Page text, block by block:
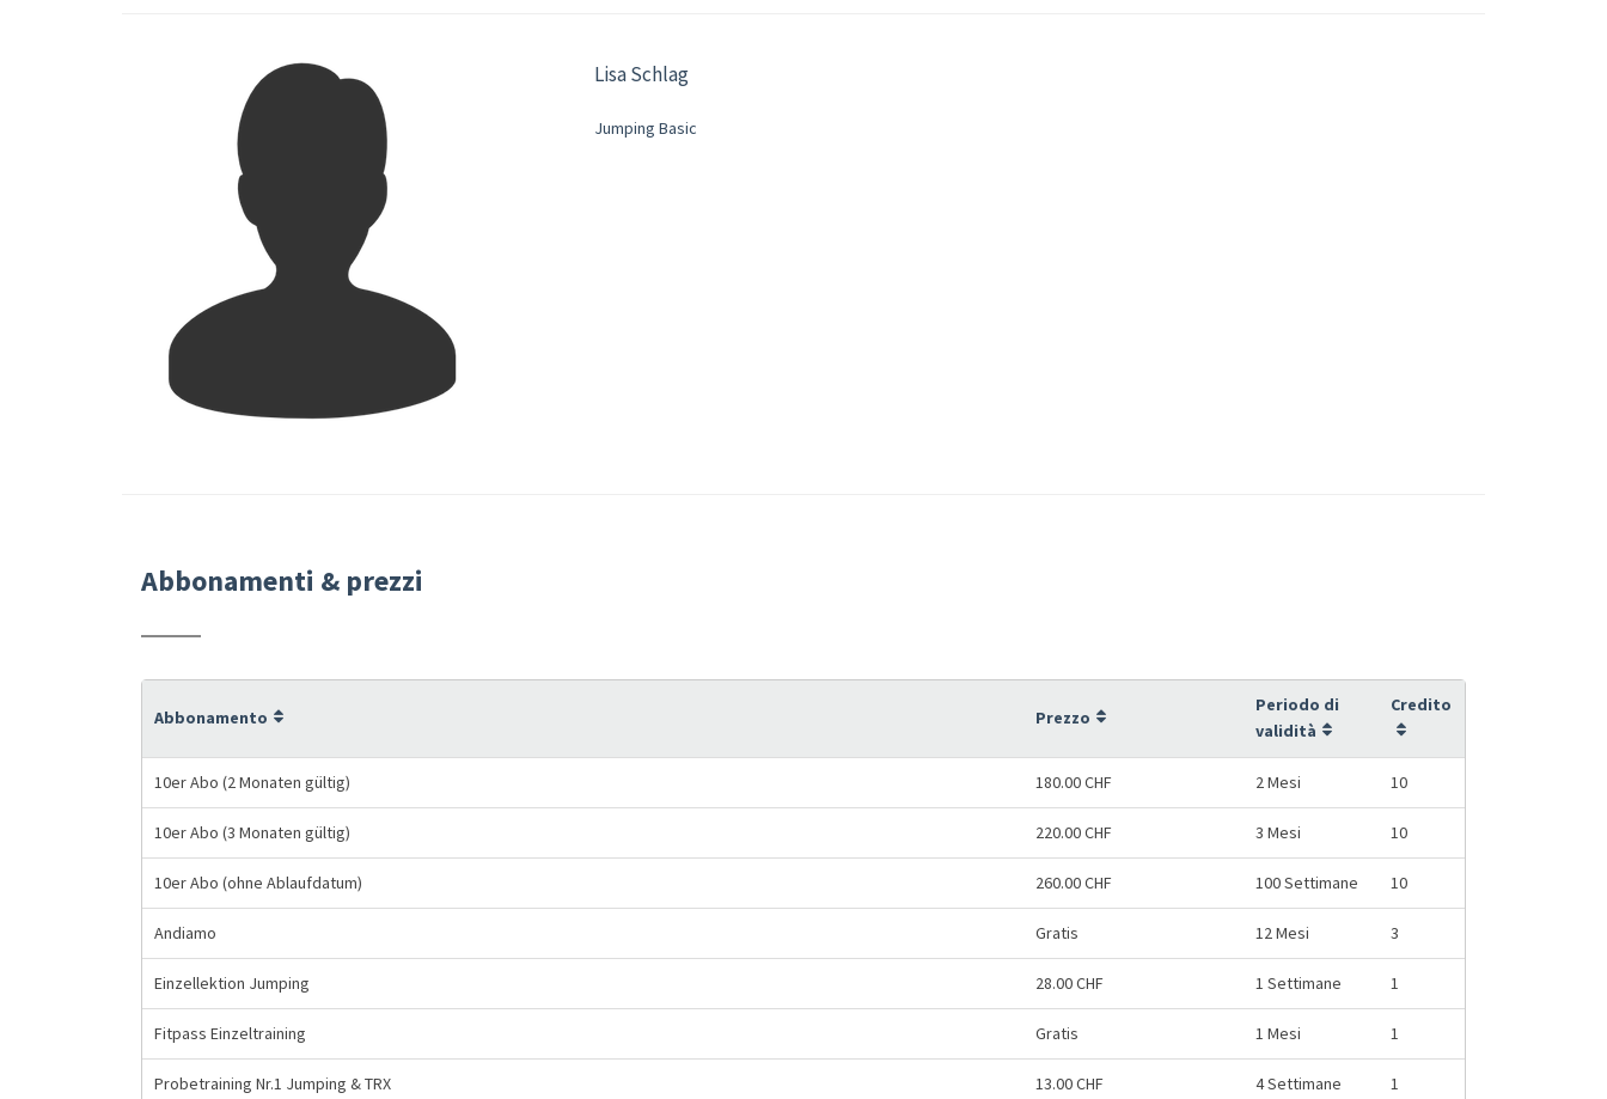
Lisa Schlag
Jumping Basic
Abbonamenti & prezzi
Abbonamento Prezzo
Periodo di
validità
Credito
10er Abo (2 Monaten gültig) 180.00 CHF 2 Mesi 10
10er Abo (3 Monaten gültig) 220.00 CHF 3 Mesi 10
10er Abo (ohne Ablaufdatum) 260.00 CHF 100 Settimane 10
Andiamo Gratis 12 Mesi 3
Einzellektion Jumping 28.00 CHF 1 Settimane 1
Fitpass Einzeltraining Gratis 1 Mesi 1
Probetraining Nr.1 Jumping & TRX 13.00 CHF 4 Settimane 1